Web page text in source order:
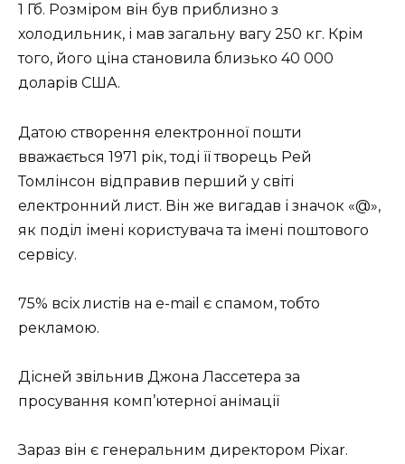
1 Гб. Розміром він був приблизно з
холодильник, і мав загальну вагу 250 кг. Крім
того, його ціна становила близько 40 000
доларів США.
Датою створення електронної пошти
вважається 1971 рік, тоді її творець Рей
Томлінсон відправив перший у світі
електронний лист. Він же вигадав і значок «@»,
як поділ імені користувача та імені поштового
сервісу.
75% всіх листів на e-mail є спамом, тобто
рекламою.
Дісней звільнив Джона Лассетера за
просування комп’ютерної анімації
Зараз він є генеральним директором Pixar.